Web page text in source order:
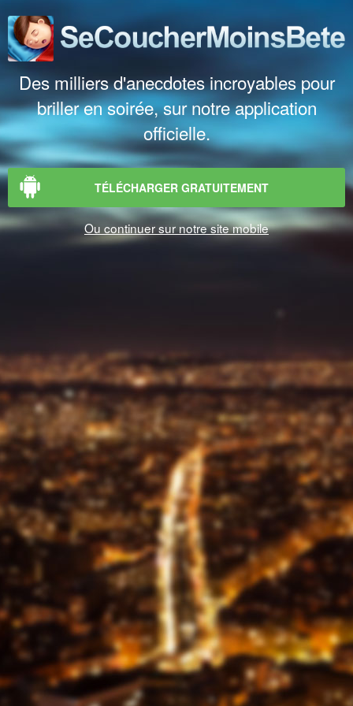
Des milliers d'anecdotes incroyables pour
briller en soirée, sur notre application
officielle.
TÉLÉCHARGER GRATUITEMENT
Ou continuer sur notre site mobile